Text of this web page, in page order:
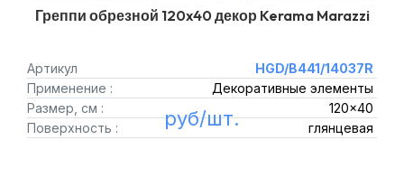
Греппи обрезной 120x40 декор Kerama Marazzi
Артикул
HGD/B441/14037R
Применение :
Декоративные элементы
Размер, см :
120x40
Поверхность :
глянцевая
руб/шт.